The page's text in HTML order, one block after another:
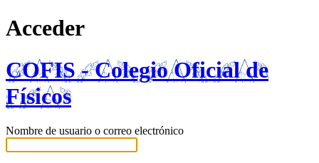
Acceder
COFIS - Colegio Oficial de
Físicos
Nombre de usuario o correo electrónico